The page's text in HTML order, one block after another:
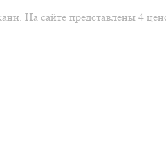
На сайте представлены 4